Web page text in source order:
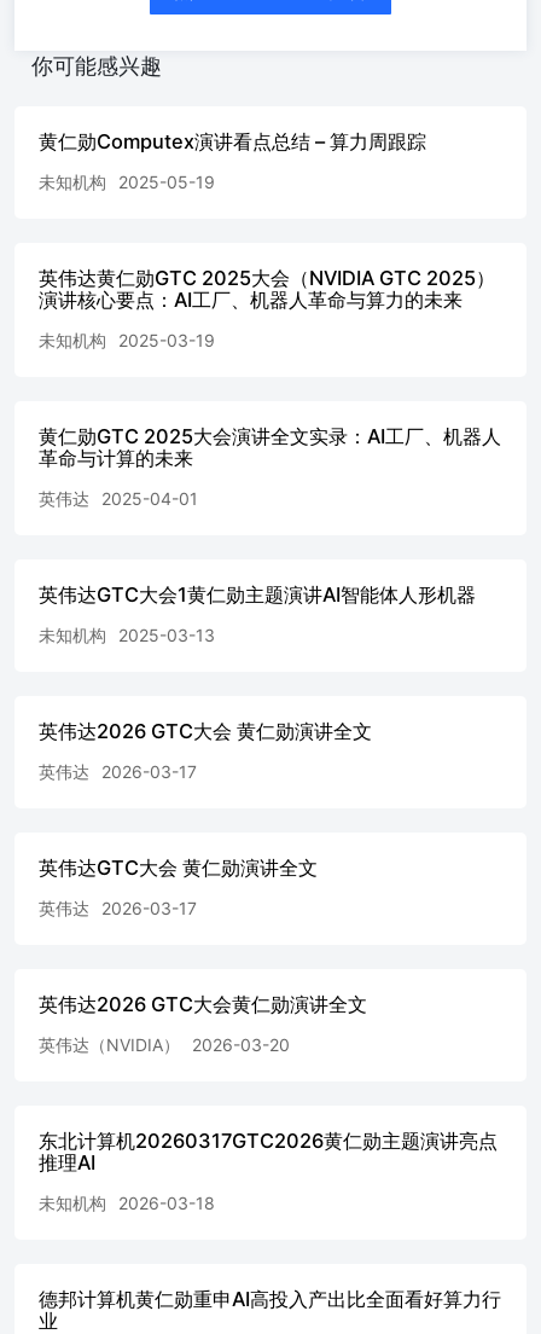
部件供应商下半年的业绩增长。另一方面，英伟达NVlink技
户巨额订单驱动，向AI基础设施生态有机自驱的转型，有望
服务器上游零部件供应商的长期增长空间。◼产业链相关公
险提示：供应链波动风险，下游需求不及预期，行业竞争加
准，已具备证券投资咨询业务资格。本研究报告仅供东吴证
对任何人因使用本报告中的内容所导致的任何后果负任何责
任何形式的分享证券投资收益或者分担证券投资损失的书面
头承诺均为无效。在法律许可的情况下，东吴证券及其所属
息，本公司力求但不保证这些信息的准确性和完整性，也不
文中观点或陈述不会发生任何变更，在不同时期，本公司可
与本报告所载资料、意见及推测不一致的报告。本报告的版
示使用本报告的风险，且不得对本报告进行有悖原意的引用
相应的法律责任。本公司将保留向其追究法律责任的权利。
沪深300指数，香港市场基准为恒生指数，美国市场基准为标
500指数，新三板基准指数为三板成指（针对协议转让标的）
三板做市指数（针对做市转让标的），北交所基准指数为北
相对基准介于-5%与5%之间；减持：预期未来6个月个股涨跌
幅相对基准在-15%以下。行业投资评级：增持：预期未来6
数相对弱于基准5%以上。我们在此提醒您，不同证券研究机
表示投资的相对比重建议。投资者买入或者卖出证券的决定
编码：215021传真：（0512）62938527公司网址：
http://www.dwzq.com.cn
你可能感兴趣
黄仁勋Computex演讲看点总结 – 算力周跟踪
未知机构 2025-05-19
英伟达黄仁勋GTC 2025大会（NVIDIA GTC 2025）
演讲核心要点：AI工厂、机器人革命与算力的未来
未知机构 2025-03-19
黄仁勋GTC 2025大会演讲全文实录：AI工厂、机器人
革命与计算的未来
英伟达 2025-04-01
英伟达GTC大会1黄仁勋主题演讲AI智能体人形机器
未知机构 2025-03-13
英伟达2026 GTC大会 黄仁勋演讲全文
英伟达 2026-03-17
英伟达GTC大会 黄仁勋演讲全文
英伟达 2026-03-17
英伟达2026 GTC大会黄仁勋演讲全文
英伟达（NVIDIA） 2026-03-20
东北计算机20260317GTC2026黄仁勋主题演讲亮点
推理AI
未知机构 2026-03-18
德邦计算机黄仁勋重申AI高投入产出比全面看好算力行
业